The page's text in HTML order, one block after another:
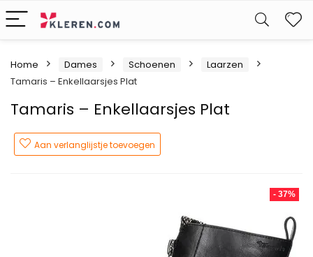
Home Dames Schoenen
Laarzen
Tamaris – Enkellaarsjes Plat
Tamaris – Enkellaarsjes Plat
Aan verlanglijstje toevoegen
- 37%